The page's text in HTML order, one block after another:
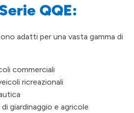
QQE:
adatti per una vasta gamma di
commerciali
ricreazionali
giardinaggio e agricole